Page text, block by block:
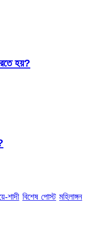
হয়?
শাদী বিশেষ পোস্ট মহিলাঙ্গন